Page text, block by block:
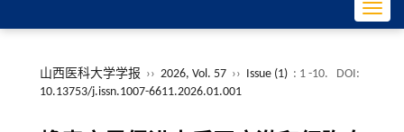
山西医科大学学报 ›› 2026, Vol. 57 ›› Issue (1) : 1 -10.
DOI:
10.13753/j.issn.1007-6611.2026.01.001